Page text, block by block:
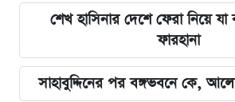
শেখ হাসিনার দেশে ফেরা নিয়ে
ফারহানা
সাহাবুদ্দিনের পর বঙ্গভবনে কে,